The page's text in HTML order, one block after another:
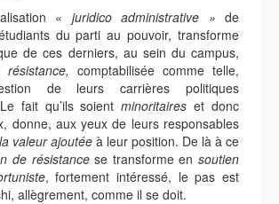
« juridico administrative » de
du parti au pouvoir, transforme
de ces derniers, au sein du campus,
comptabilisée comme telle,
de leurs carrières politiques
fait qu’ils soientminoritaires et donc
donne, aux yeux de leurs responsables
la valeur ajoutée à leur position. De là à ce
de résistancese transforme en soutien
, fortement intéressé, le pas est
allègrement, comme il se doit.